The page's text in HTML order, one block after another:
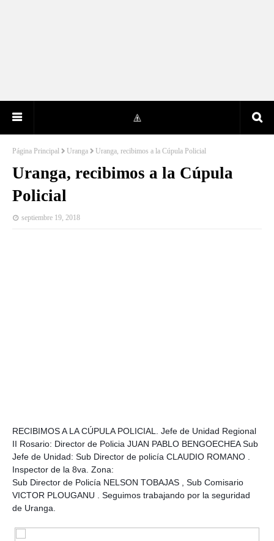
Página Principal Uranga Uranga, recibimos a la Cúpula Policial
Uranga, recibimos a la Cúpula
Policial
septiembre 19, 2018
RECIBIMOS A LA CÚPULA POLICIAL. Jefe de Unidad Regional
II Rosario: Director de Policia JUAN PABLO BENGOECHEA Sub
Jefe de Unidad: Sub Director de policía CLAUDIO ROMANO .
Inspector de la 8va. Zona:
Sub Director de Policía NELSON TOBAJAS , Sub Comisario
VICTOR PLOUGANU . Seguimos trabajando por la seguridad
de Uranga.